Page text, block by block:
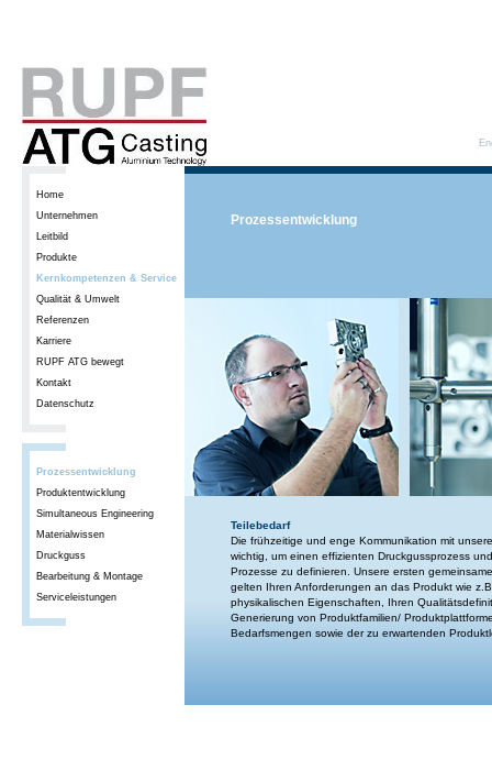
Home
Unternehmen
Leitbild
Produkte
Kernkompetenzen & Service
Qualität & Umwelt
Referenzen
Karriere
RUPF ATG bewegt
Kontakt
Datenschutz
Prozessentwicklung
Produktentwicklung
Simultaneous Engineering
Materialwissen
Druckguss
Bearbeitung & Montage
Serviceleistungen
Prozessentwicklung
Teilebedarf
Die frühzeitige und enge Kommunikation mit
wichtig, um einen effizienten Druckgussprozess
Prozesse zu definieren. Unsere ersten
gelten Ihren Anforderungen an das Produkt wie
physikalischen Eigenschaften, Ihren
Generierung von Produktfamilien/
Bedarfsmengen sowie der zu erwartenden